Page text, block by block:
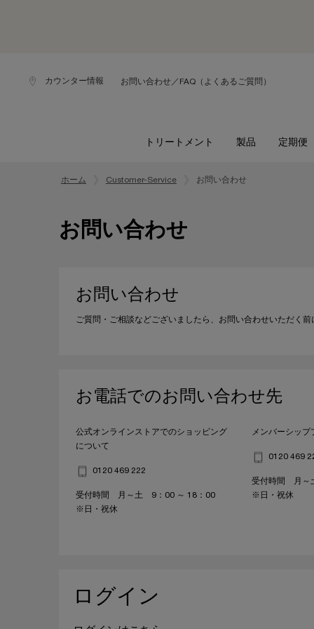
カウンター情報 お問い合わせ／FAQ（よくあるご質問）
トリートメント 製品 定期便
ホーム
Customer-Service お問い合わせ
お問い合わせ
お問い合わせ
ご質問・ご相談などございましたら、お問い合わせいただく前
お電話でのお問い合わせ先
公式オンラインストアでのショッピング
について
0120 469 222
受付時間 月～土 9：00 ～ 18：00
※日・祝休
メンバーシップ
0120 469
受付時間 月～
※日・祝休
ログイン